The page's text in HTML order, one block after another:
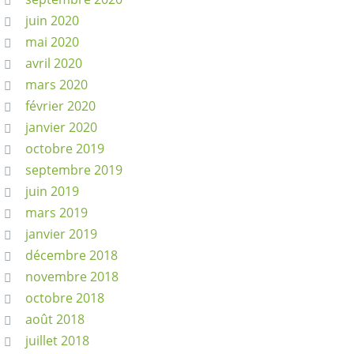
juin 2020
mai 2020
avril 2020
mars 2020
février 2020
janvier 2020
octobre 2019
septembre 2019
juin 2019
mars 2019
janvier 2019
décembre 2018
novembre 2018
octobre 2018
août 2018
juillet 2018